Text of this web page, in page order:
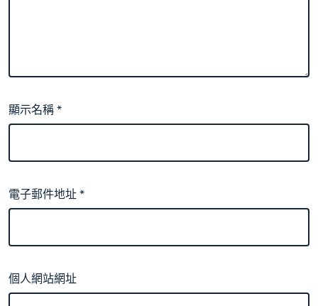
顯示名稱*
電子郵件地址*
個人網站網址